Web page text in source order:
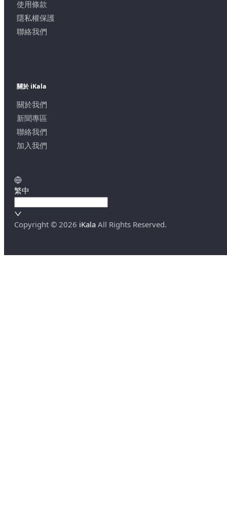
使用條款
隱私權保護
聯絡我們
關於 iKala
關於我們
新聞專區
聯絡我們
加入我們
繁中
Copyright © 2026 iKala All Rights Reserved.